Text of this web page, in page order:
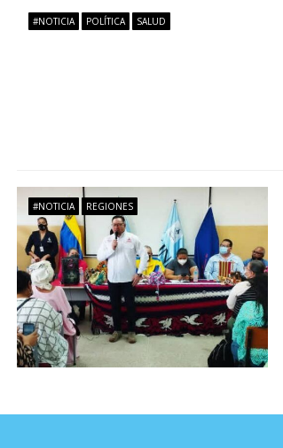
n
n
t
r
a
d
a
#NOTICIA POLÍTICA SALUD
#NOTICIA REGIONES